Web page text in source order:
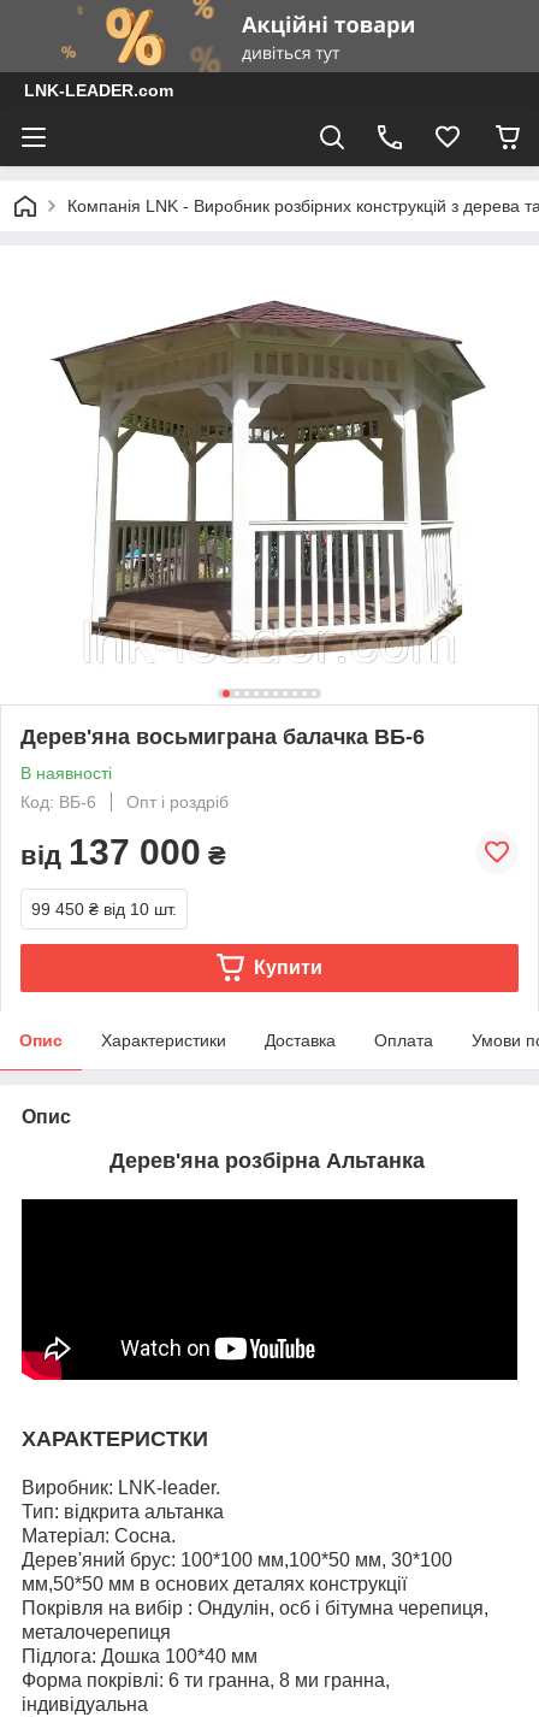
LNK-LEADER.com
Компанія LNK - Виробник розбірних конструкцій з дерева
Дерев'яна восьмиграна балачка ВБ-6
В наявності
Код: ВБ-6
Опт і роздріб
від 137 000 ₴
99 450 ₴ від 10 шт.
Купити
Опис Характеристики Доставка Оплата Умови
Опис
Дерев'яна розбірна Альтанка
ХАРАКТЕРИСТКИ
Виробник: LNK-leader.
Тип: відкрита альтанка
Матеріал: Сосна.
Дерев'яний брус: 100*100 мм,100*50 мм, 30*100
мм,50*50 мм в основих деталях конструкції
Покрівля на вибір : Ондулін, осб і бітумна черепиця,
металочерепиця
Підлога: Дошка 100*40 мм
Форма покрівлі: 6 ти гранна, 8 ми гранна,
індивідуальна